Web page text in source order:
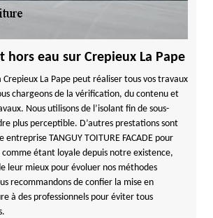
hors eau sur Crepieux La Pape
Crepieux La Pape peut réaliser tous vos travaux
chargeons de la vérification, du contenu et
Nous utilisons de l’isolant fin de sous-
plus perceptible. D’autres prestations sont
entreprise TANGUY TOITURE FACADE pour
comme étant loyale depuis notre existence,
leur mieux pour évoluer nos méthodes
recommandons de confier la mise en
à des professionnels pour éviter tous